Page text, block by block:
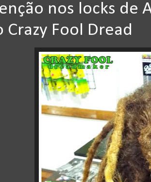
nos locks de
Crazy Fool Dread